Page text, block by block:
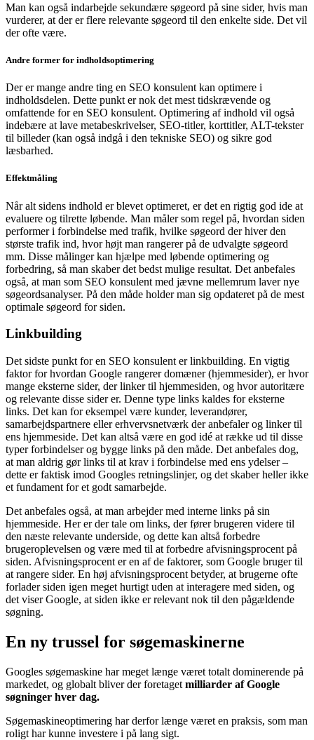
Man kan også indarbejde sekundære søgeord på sine sider, hvis man
vurderer, at der er flere relevante søgeord til den enkelte side. Det vil
der ofte være.
Andre former for indholdsoptimering
Der er mange andre ting en SEO konsulent kan optimere i
indholdsdelen. Dette punkt er nok det mest tidskrævende og
omfattende for en SEO konsulent. Optimering af indhold vil også
indebære at lave metabeskrivelser, SEO-titler, korttitler, ALT-tekster
til billeder (kan også indgå i den tekniske SEO) og sikre god
læsbarhed.
Effektmåling
Når alt sidens indhold er blevet optimeret, er det en rigtig god ide at
evaluere og tilrette løbende. Man måler som regel på, hvordan siden
performer i forbindelse med trafik, hvilke søgeord der hiver den
største trafik ind, hvor højt man rangerer på de udvalgte søgeord
mm. Disse målinger kan hjælpe med løbende optimering og
forbedring, så man skaber det bedst mulige resultat. Det anbefales
også, at man som SEO konsulent med jævne mellemrum laver nye
søgeordsanalyser. På den måde holder man sig opdateret på de mest
optimale søgeord for siden.
Linkbuilding
Det sidste punkt for en SEO konsulent er linkbuilding. En vigtig
faktor for hvordan Google rangerer domæner (hjemmesider), er hvor
mange eksterne sider, der linker til hjemmesiden, og hvor autoritære
og relevante disse sider er. Denne type links kaldes for eksterne
links. Det kan for eksempel være kunder, leverandører,
samarbejdspartnere eller erhvervsnetværk der anbefaler og linker til
ens hjemmeside. Det kan altså være en god idé at række ud til disse
typer forbindelser og bygge links på den måde. Det anbefales dog,
at man aldrig gør links til at krav i forbindelse med ens ydelser –
dette er faktisk imod Googles retningslinjer, og det skaber heller ikke
et fundament for et godt samarbejde.
Det anbefales også, at man arbejder med interne links på sin
hjemmeside. Her er der tale om links, der fører brugeren videre til
den næste relevante underside, og dette kan altså forbedre
brugeroplevelsen og være med til at forbedre afvisningsprocent på
siden. Afvisningsprocent er en af de faktorer, som Google bruger til
at rangere sider. En høj afvisningsprocent betyder, at brugerne ofte
forlader siden igen meget hurtigt uden at interagere med siden, og
det viser Google, at siden ikke er relevant nok til den pågældende
søgning.
En ny trussel for søgemaskinerne
Googles søgemaskine har meget længe været totalt dominerende på
markedet, og globalt bliver der foretaget milliarder af Google
søgninger hver dag.
Søgemaskineoptimering har derfor længe været en praksis, som man
roligt har kunne investere i på lang sigt.